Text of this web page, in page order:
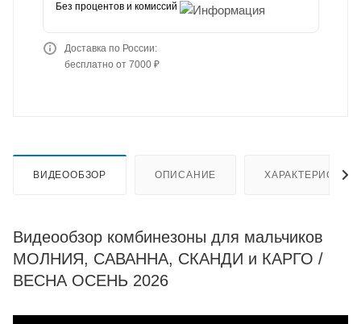
Без процентов и комиссий
Доставка по России:
бесплатно от 7000 ₽
ВИДЕООБЗОР ОПИСАНИЕ
Видеообзор комбинезоны для мальчиков
МОЛНИЯ, САВАННА, СКАНДИ и КАРГО /
ВЕСНА ОСЕНЬ 2026